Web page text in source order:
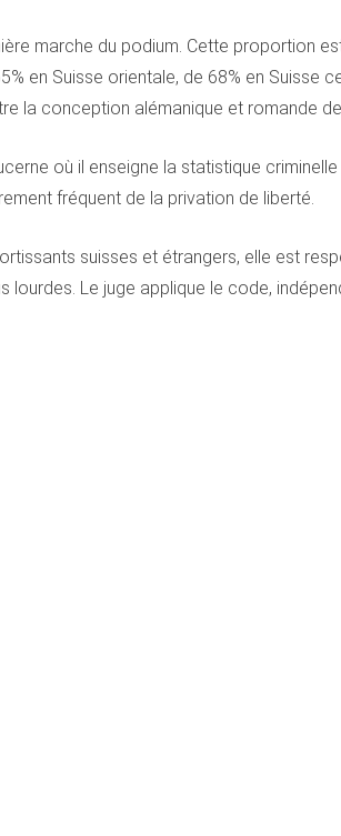
marche du podium. Cette proportion
en Suisse orientale, de 68% en Suisse
la conception alémanique et romande
où il enseigne la statistique
fréquent de la privation de liberté.
suisses et étrangers, elle est
Le juge applique le code,